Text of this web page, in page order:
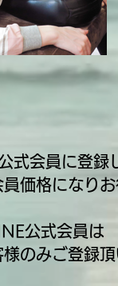
会員に登録
員価格になり
公式会員は
のみご登録頂